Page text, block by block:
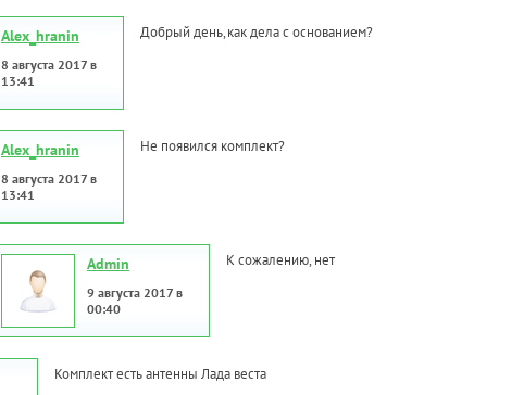
Alex_hranin
8 августа 2017 в
13:41
Добрый день,как дела с основанием?
Alex_hranin
8 августа 2017 в
13:41
Не появился комплект?
Admin
9 августа 2017 в
00:40
К сожалению, нет
Комплект есть антенны Лада веста